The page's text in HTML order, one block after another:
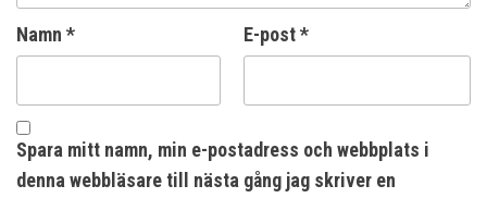
Namn * E-post*
Spara mitt namn, min e-postadress och webbplats i
denna webbläsare till nästa gång jag skriver en